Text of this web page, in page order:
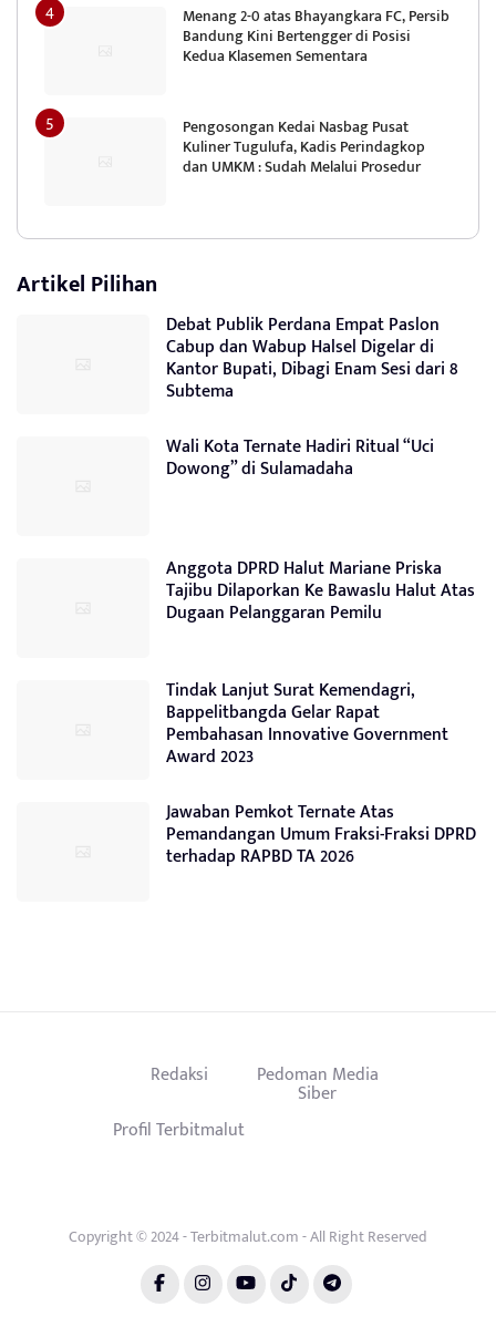
Menang 2-0 atas Bhayangkara FC, Persib
Bandung Kini Bertengger di Posisi
Kedua Klasemen Sementara
Pengosongan Kedai Nasbag Pusat
Kuliner Tugulufa, Kadis Perindagkop
dan UMKM : Sudah Melalui Prosedur
Artikel Pilihan
Debat Publik Perdana Empat Paslon
Cabup dan Wabup Halsel Digelar di
Kantor Bupati, Dibagi Enam Sesi dari 8
Subtema
Wali Kota Ternate Hadiri Ritual “Uci
Dowong” di Sulamadaha
Anggota DPRD Halut Mariane Priska
Tajibu Dilaporkan Ke Bawaslu Halut Atas
Dugaan Pelanggaran Pemilu
Tindak Lanjut Surat Kemendagri,
Bappelitbangda Gelar Rapat
Pembahasan Innovative Government
Award 2023
Jawaban Pemkot Ternate Atas
Pemandangan Umum Fraksi-Fraksi DPRD
terhadap RAPBD TA 2026
Redaksi Pedoman Media
Siber
Profil Terbitmalut
Copyright © 2024 - Terbitmalut.com - All Right Reserved